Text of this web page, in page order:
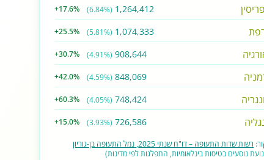
1,264,412
(6.84%)
+17.6%
1,074,333
(5.81%)
+25.5%
908,644
(4.91%)
+30.7%
848,069
(4.59%)
+42.0%
748,424
(4.05%)
+60.3%
726,586
(3.93%)
+15.0%
רשות שדות התעופה – דו"ח שנתי 2025, נמל התעופה בן-גוריון
נוסעים בטיסות בינלאומיות, התפלגות לפי מדינות)